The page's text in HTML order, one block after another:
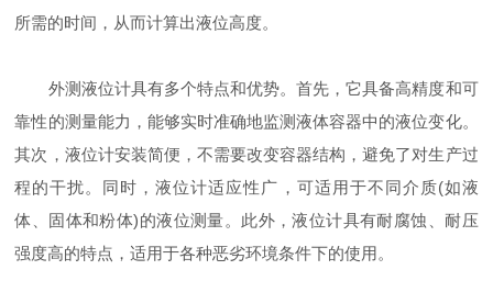
所需的时间，从而计算出液位高度。
外测液位计具有多个特点和优势。首先，它具备高精度和可
靠性的测量能力，能够实时准确地监测液体容器中的液位变化。
其次，液位计安装简便，不需要改变容器结构，避免了对生产过
程的干扰。同时，液位计适应性广，可适用于不同介质(如液
体、固体和粉体)的液位测量。此外，液位计具有耐腐蚀、耐压
强度高的特点，适用于各种恶劣环境条件下的使用。